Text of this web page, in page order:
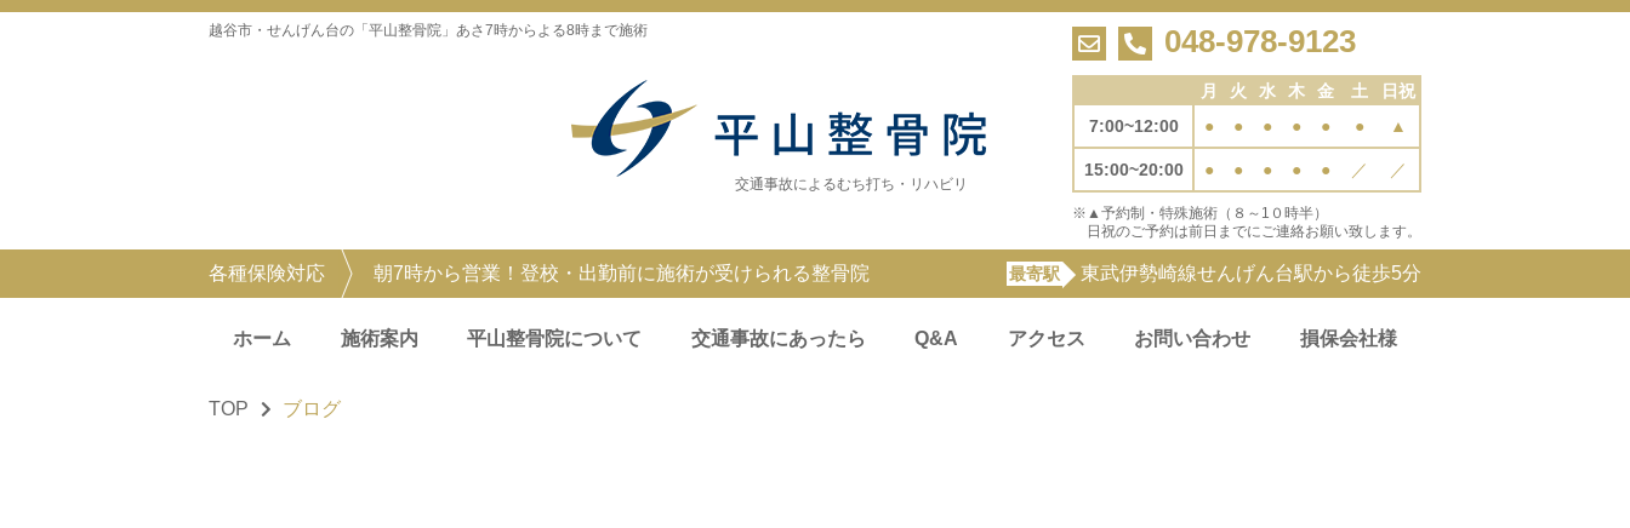
越谷市・せんげん台の「平山整骨院」あさ7時からよる8時まで施術
交通事故によるむち打ち・リハビリ
048-978-9123
月 火 水 木 金 土
日祝
7:00~12:00
● ● ● ● ● ● ▲
15:00~20:00 ● ● ● ● ● ／ ／
※▲予約制・特殊施術（８～1０時半）
日祝のご予約は前日までにご連絡お願い致します。
各種保険対応 朝7時から営業！登校・出勤前に施術が受けられる整骨院 最寄駅 東武伊勢崎線せんげん台駅から徒歩5分
ホーム 施術案内 平山整骨院について 交通事故にあったら Q&A アクセス お問い合わせ 損保会社様
TOP ブログ